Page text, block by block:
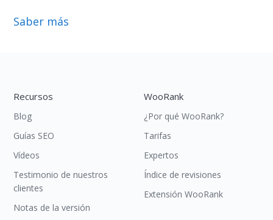
Saber más
Recursos
Blog
Guías SEO
Vídeos
Testimonio de nuestros
clientes
Notas de la versión
WooRank
¿Por qué WooRank?
Tarifas
Expertos
Índice de revisiones
Extensión WooRank